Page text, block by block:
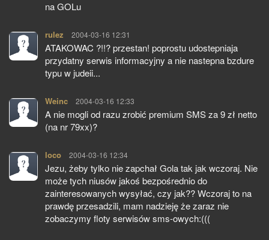
na GOLu
rulez pisze:
2004-03-16 12:31
ATAKOWAC ?!!? przestan! poprostu udostepniaja
przydatny serwis informacyjny a nie nastepna bzdure
typu w judeii...
Weinc pisze:
2004-03-16 12:33
A nie mogli od razu zrobić premium SMS za 9 zł netto
(na nr 79xx)?
loco pisze:
2004-03-16 12:34
Jezu, żeby tylko nie zapchał Gola tak jak wczoraj. Nie
może tych niusów jakoś bezpośrednio do
zainteresowanych wysyłać, czy jak?? Wczoraj to na
prawdę przesadzili, mam nadzieję że zaraz nie
zobaczymy floty serwisów sms-owych:(((